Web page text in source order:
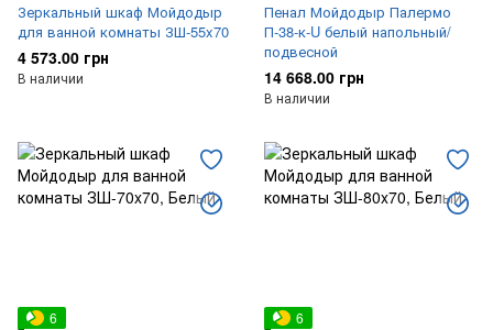
Зеркальный шкаф Мойдодыр
для ванной комнаты ЗШ-55x70
4 573.00 грн
В наличии
Пенал Мойдодыр Палермо
П-38-к-U белый напольный/
подвесной
14 668.00 грн
В наличии
6
6